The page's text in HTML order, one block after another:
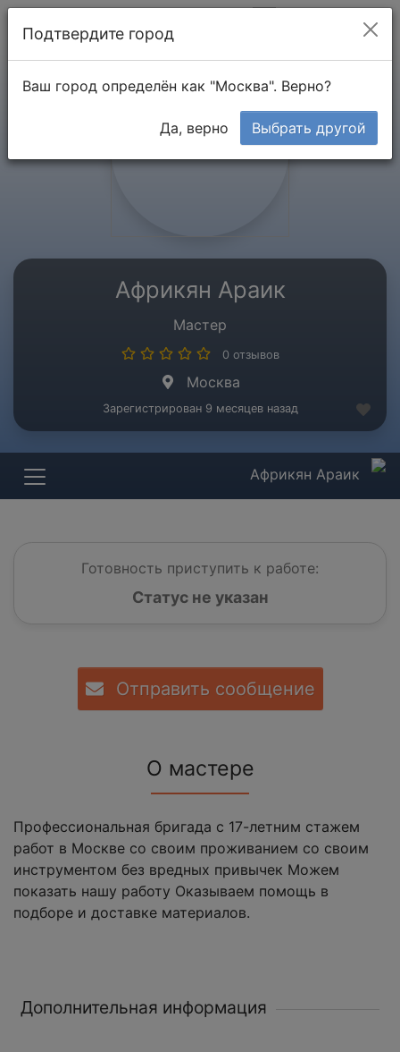
Африкян Араик
Мастер
0 отзывов
Москва
Зарегистрирован 9 месяцев назад
Африкян Араик
Готовность приступить к работе:
Статус не указан
Отправить сообщение
О мастере
Профессиональная бригада с 17-летним стажем
работ в Москве со своим проживанием со своим
инструментом без вредных привычек Можем
показать нашу работу Оказываем помощь в
подборе и доставке материалов.
Дополнительная информация
Подтвердите город
Ваш город определён как "Москва". Верно?
Да, верно Выбрать другой